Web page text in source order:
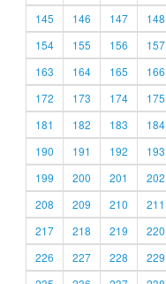
145
146 147 148
154
155 156 157
163
164 165 166
172
173 174 175
181
182 183 184
190
191 192 193
199
200 201 202
208
209 210 211
217
218 219 220
226
227 228 229